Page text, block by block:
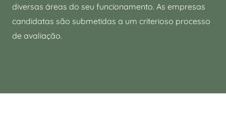
diversas áreas do seu funcionamento. As empresas
candidatas são submetidas a um criterioso processo
de avaliação.